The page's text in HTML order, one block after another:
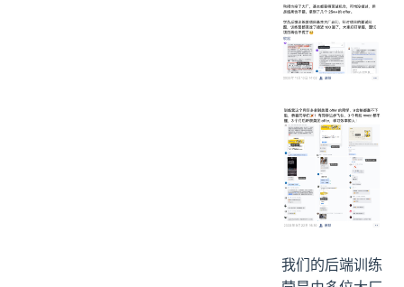
我们的后端训练